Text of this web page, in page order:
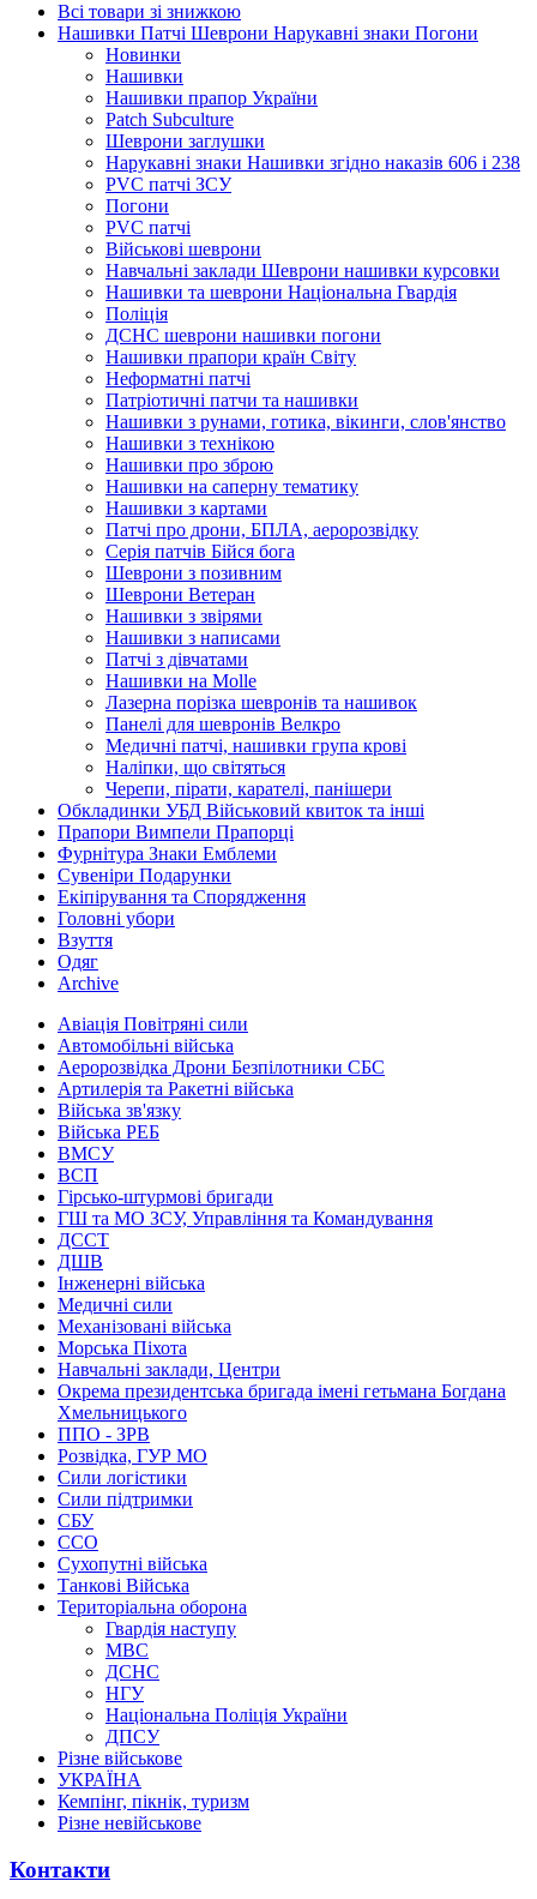
Всі товари зі знижкою
Нашивки Патчі Шеврони Нарукавні знаки Погони
Новинки
Нашивки
Нашивки прапор України
Рatch Subculture
Шеврони заглушки
Нарукавні знаки Нашивки згідно наказів 606 і 238
PVC патчі ЗСУ
Погони
PVC патчі
Військові шеврони
Навчальні заклади Шеврони нашивки курсовки
Нашивки та шеврони Національна Гвардія
Поліція
ДСНС шеврони нашивки погони
Нашивки прапори країн Світу
Неформатні патчі
Патріотичні патчи та нашивки
Нашивки з рунами, готика, вікинги, слов'янство
Нашивки з технікою
Нашивки про зброю
Нашивки на саперну тематику
Нашивки з картами
Патчі про дрони, БПЛА, аеророзвідку
Серія патчів Бійся бога
Шеврони з позивним
Шеврони Ветеран
Нашивки з звірями
Нашивки з написами
Патчі з дівчатами
Нашивки на Molle
Лазерна порізка шевронів та нашивок
Панелі для шевронів Велкро
Медичні патчі, нашивки група крові
Наліпки, що світяться
Черепи, пірати, карателі, панішери
Обкладинки УБД Військовий квиток та інші
Прапори Вимпели Прапорці
Фурнітура Знаки Емблеми
Сувеніри Подарунки
Екіпірування та Спорядження
Головні убори
Взуття
Одяг
Archive
Авіація Повітряні сили
Автомобільні війська
Аеророзвідка Дрони Безпілотники СБС
Артилерія та Ракетні війська
Війська зв'язку
Війська РЕБ
ВМСУ
ВСП
Гірсько-штурмові бригади
ГШ та МО ЗСУ, Управління та Командування
ДССТ
ДШВ
Інженерні війська
Медичні сили
Механізовані війська
Морська Піхота
Навчальні заклади, Центри
Окрема президентська бригада імені гетьмана Богдана
Хмельницького
ППО - ЗРВ
Розвідка, ГУР МО
Сили логістики
Сили підтримки
СБУ
ССО
Сухопутні війська
Танкові Війська
Територіальна оборона
Гвардія наступу
МВС
ДСНС
НГУ
Національна Поліція України
ДПСУ
Різне військове
УКРАЇНА
Кемпінг, пікнік, туризм
Різне невійськове
Контакти